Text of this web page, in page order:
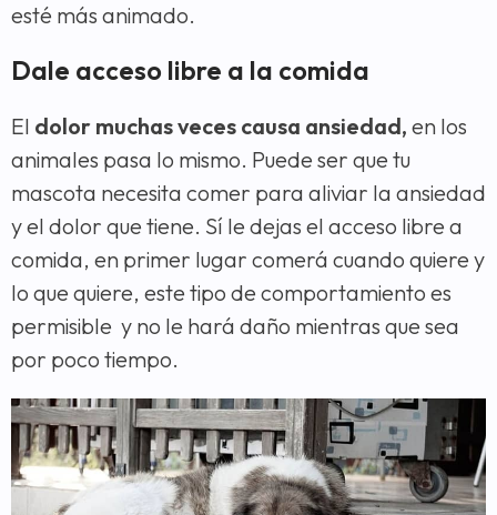
esté más animado.
Dale acceso libre a la comida
El dolor muchas veces causa ansiedad, en los
animales pasa lo mismo. Puede ser que tu
mascota necesita comer para aliviar la ansiedad
y el dolor que tiene. Sí le dejas el acceso libre a
comida, en primer lugar comerá cuando quiere y
lo que quiere, este tipo de comportamiento es
permisible y no le hará daño mientras que sea
por poco tiempo.